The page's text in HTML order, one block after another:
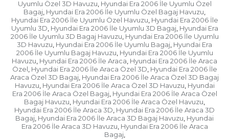
Uyumlu Özel 3D Havuzu Hyundai Era 2006 İle Uyumlu Özel
Bagaj Hyundai Era 2006 İle Uyumlu Özel Bagaj Havuzu
Hyundai Era 2006 İle Uyumlu Özel Havuzu Hyundai Era 2006 İle
Uyumlu 3D Hyundai Era 2006 İle Uyumlu 3D Bagaj, Hyundai Era
2006 İle Uyumlu 3D Bagaj Havuzu Hyundai Era 2006 İle Uyumlu
3D Havuzu Hyundai Era 2006 İle Uyumlu Bagaj Hyundai Era
2006 İle Uyumlu Bagaj Havuzu Hyundai Era 2006 İle Uyumlu
Havuzu Hyundai Era 2006 İle Araca Hyundai Era 2006 İle Araca
Özel Hyundai Era 2006 İle Araca Özel 3D Hyundai Era 2006 İle
Araca Özel 3D Bagaj Hyundai Era 2006 İle Araca Özel 3D Bagaj
Havuzu Hyundai Era 2006 İle Araca Özel 3D Havuzu Hyundai
Era 2006 İle Araca Özel Bagaj, Hyundai Era 2006 İle Araca Özel
Bagaj Havuzu Hyundai Era 2006 İle Araca Özel Havuzu
Hyundai Era 2006 İle Araca 3D Hyundai Era 2006 İle Araca 3D
Bagaj Hyundai Era 2006 İle Araca 3D Bagaj Havuzu Hyundai
Era 2006 İle Araca 3D Havuzu Hyundai Era 2006 İle Araca
Bagaj,